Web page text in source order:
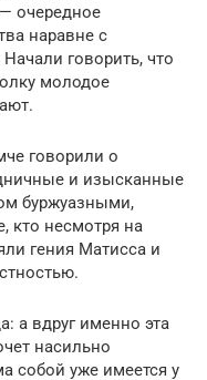
очередное
наравне с
говорить, что
молодое
говорили о
и изысканные
буржуазными,
кто несмотря на
гения Матисса и
а вдруг именно эта
насильно
собой уже имеется у